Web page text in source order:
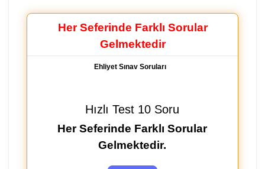
Her Seferinde Farklı Sorular
Gelmektedir
Ehliyet Sınav Soruları
Hızlı Test 10 Soru
Her Seferinde Farklı Sorular
Gelmektedir.